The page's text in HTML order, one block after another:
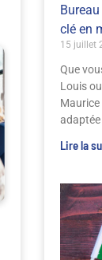
clé en
15 juillet
Que
Louis
Lire la